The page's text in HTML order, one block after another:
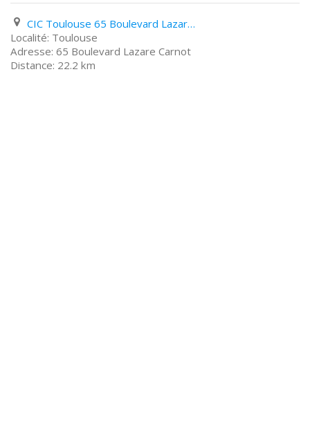
CIC Toulouse 65 Boulevard Lazare Carnot
Toulouse
65 Boulevard Lazare Carnot
22.2 km